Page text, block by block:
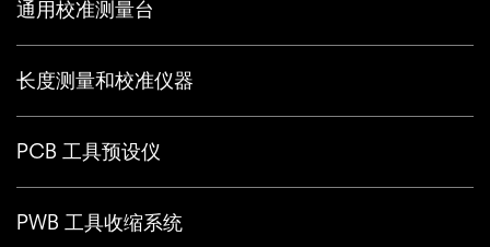
通用校准测量台
长度测量和校准仪器
PCB 工具预设仪
PWB 工具收缩系统